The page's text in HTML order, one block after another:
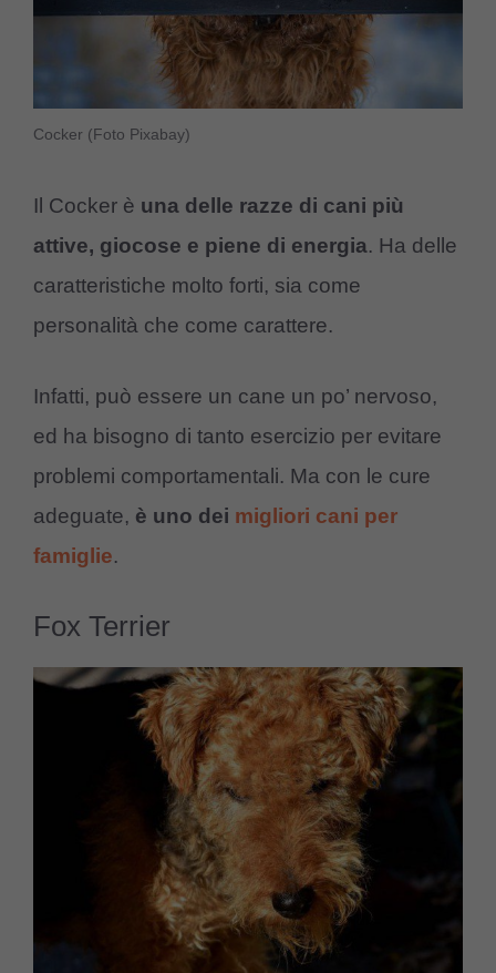
Cocker (Foto Pixabay)
Il Cocker è una delle razze di cani più
attive, giocose e piene di energia. Ha delle
caratteristiche molto forti, sia come
personalità che come carattere.
Infatti, può essere un cane un po’ nervoso,
ed ha bisogno di tanto esercizio per evitare
problemi comportamentali. Ma con le cure
adeguate, è uno dei migliori cani per
famiglie.
Fox Terrier